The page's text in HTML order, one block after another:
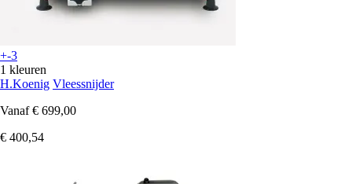
+-3
1 kleuren
H.Koenig Vleessnijder
Vanaf € 699,00
€ 400,54